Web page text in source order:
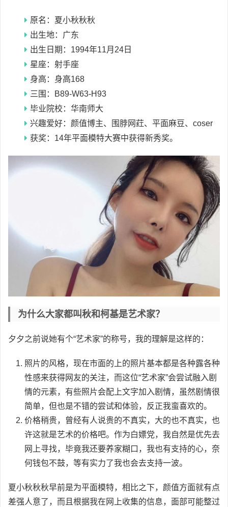
原名：夏小秋秋秋
出生地：广东
出生日期：1994年11月24日
星座：射手座
身高：身高168
三围：B89-W63-H93
毕业院校：华南师大
兴趣爱好：颜值博主、围脖网荭、平面麻豆、coser
获奖：14年平面模特大赛中获得新秀奖。
为什么大家都叫秋和柯基是艺术家？
夕夕之前说她有个“艺术家”的称号，我的理解是这样的：
照片的风格，现在市面的上的照片基本都是各种露各种
性感来获得网友的关注，而这位“艺术家”会尝试融入剧
情的元素，有些照片会配上文字加入剧情，虽然剧情很
简单，但也是不错的尝试和体验，反正我蛮喜欢的。
价格稍贵，曾经有人说贵的不真实，大的也不真实，也
许这就是艺术的价格吧。作为白嫖党，我自然是优先去
网上寻找，毕竟我还要养家糊口，我也有支持的心，奈
何钱包不鼓，等有实力了我也会去支持一波。
夏小秋秋秋早前是为平面模特，相比之下，颜值方面就有点
差强人意了，而且根据我在网上收集的信息，面部可能整过